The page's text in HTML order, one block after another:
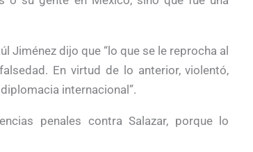
Jiménez dijo que “lo que se le reprocha al
En virtud de lo anterior, violentó,
internacional”.
penales contra Salazar, porque lo